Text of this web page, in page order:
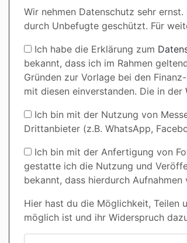
Wir nehmen Datenschutz sehr
durch Unbefugte geschützt. Für
Ich habe die Erklärung zum
bekannt, dass ich im Rahmen
Gründen zur Vorlage bei den
mit diesen einverstanden. Die in der
Ich bin mit der Nutzung von
Drittanbieter (z.B. WhatsApp,
Ich bin mit der Anfertigung von
gestatte ich die Nutzung und
bekannt, dass hierdurch
Hier hast du die Möglichkeit, Teilen
möglich ist und ihr Widerspruch